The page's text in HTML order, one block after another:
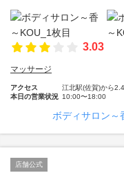
3.03
マッサージ
アクセス
江北駅(佐賀)から
本日の営業状況 10:00〜18:00
ボディサロン～
店舗公式